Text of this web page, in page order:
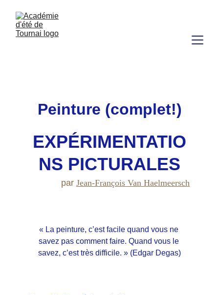
Peinture (complet!)
EXPÉRIMENTATIO
NS PICTURALES
« La peinture, c’est facile quand vous ne
savez pas comment faire. Quand vous le
savez, c’est très difficile. » (Edgar Degas)
par Jean-François Van Haelmeersch